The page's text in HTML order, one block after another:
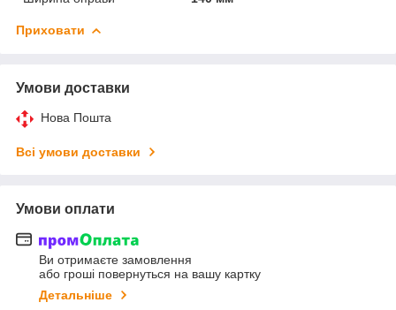
Приховати
Умови доставки
Нова Пошта
Всі умови доставки
Умови оплати
Ви отримаєте замовлення
або гроші повернуться на вашу картку
Детальніше